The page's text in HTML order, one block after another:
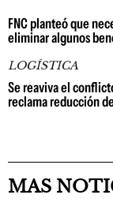
FNC planteó que
eliminar algunos
LOGÍSTICA
Se reaviva el
reclama reducción
MAS